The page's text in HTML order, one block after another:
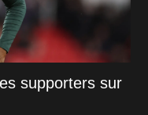
supporters sur